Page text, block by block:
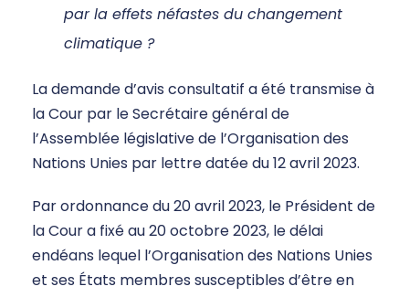
par la effets néfastes du changement
climatique ?
La demande d’avis consultatif a été transmise à
la Cour par le Secrétaire général de
l’Assemblée législative de l’Organisation des
Nations Unies par lettre datée du 12 avril 2023.
Par ordonnance du 20 avril 2023, le Président de
la Cour a fixé au 20 octobre 2023, le délai
endéans lequel l’Organisation des Nations Unies
et ses États membres susceptibles d’être en